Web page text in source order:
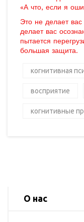
«А что, если я
Это не делает
делает вас
пытается
большая защита.
когнитивная
восприятие
когнитивные
О нас